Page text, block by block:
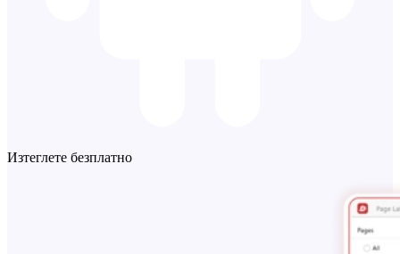
Изтеглете безплатно